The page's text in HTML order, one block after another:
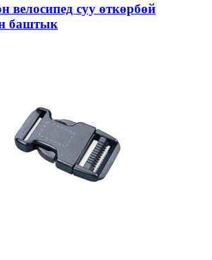
велосипед суу өткөрбөй
баштык